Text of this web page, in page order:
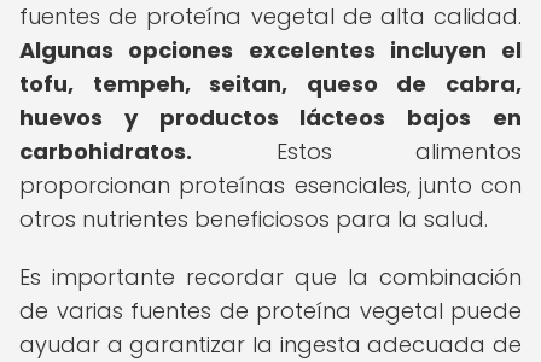
fuentes de proteína vegetal de alta calidad.
Algunas opciones excelentes incluyen el
tofu, tempeh, seitan, queso de cabra,
huevos y productos lácteos bajos en
carbohidratos. Estos alimentos
proporcionan proteínas esenciales, junto con
otros nutrientes beneficiosos para la salud.
Es importante recordar que la combinación
de varias fuentes de proteína vegetal puede
ayudar a garantizar la ingesta adecuada de